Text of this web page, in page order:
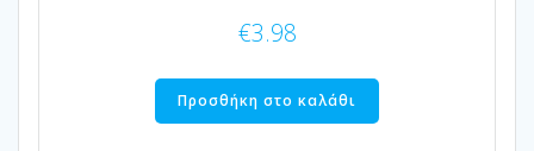
€3.98
Προσθήκη στο καλάθι